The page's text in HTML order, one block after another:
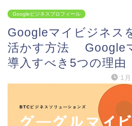
Googleビジネスプロフィール
Googleマイビジネス
活かす方法 Google
導入すべき5つの理由
1